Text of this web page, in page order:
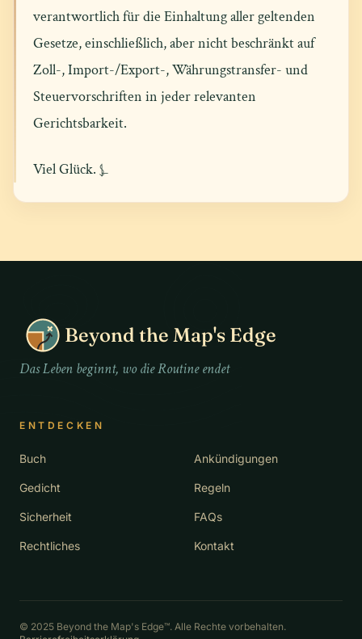
verantwortlich für die Einhaltung aller geltenden
Gesetze, einschließlich, aber nicht beschränkt auf
Zoll-, Import-/Export-, Währungstransfer- und
Steuervorschriften in jeder relevanten
Gerichtsbarkeit.
Viel Glück. ⍼
Beyond the Map's Edge
Das Leben beginnt, wo die Routine endet
ENTDECKEN
Buch Ankündigungen
Gedicht Regeln
Sicherheit FAQs
Rechtliches Kontakt
© 2025 Beyond the Map's Edge™. Alle Rechte vorbehalten.